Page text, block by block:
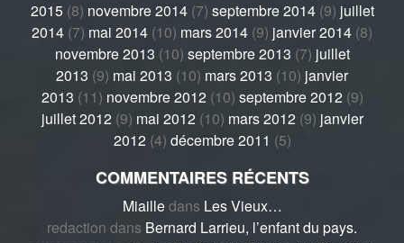
2015(8) novembre 2014(7) septembre 2014(9) juillet
2014 (7) mai 2014 (10) mars 2014 (9) janvier 2014 (8)
novembre 2013 (10) septembre 2013 (7) juillet
2013 (9) mai 2013 (10) mars 2013 (10) janvier
2013 (11) novembre 2012 (10) septembre 2012(9)
juillet 2012 (9) mai 2012(10) mars 2012(9) janvier
2012(4) décembre 2011 (5)
COMMENTAIRES RÉCENTS
Miailledans Les Vieux…
redaction dans Bernard Larrieu, l’enfant du pays.